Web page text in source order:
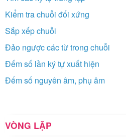
Kiểm tra chuỗi đối xứng
Sắp xếp chuỗi
Đảo ngược các từ trong chuỗi
Đếm số lần ký tự xuất hiện
Đếm số nguyên âm, phụ âm
VÒNG LẶP